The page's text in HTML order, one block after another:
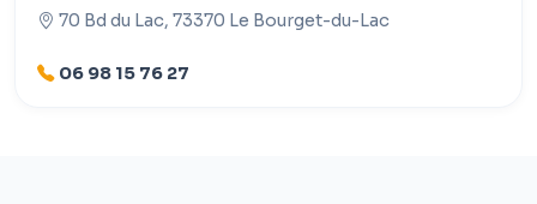
70 Bd du Lac, 73370 Le Bourget-du-Lac
06 98 15 76 27